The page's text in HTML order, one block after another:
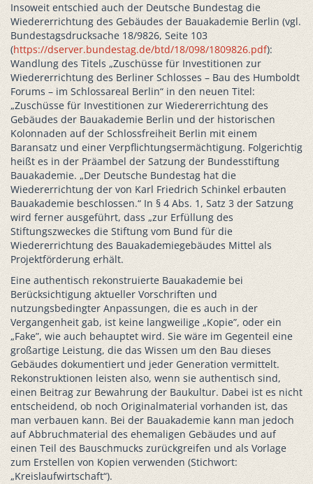
Insoweit entschied auch der Deutsche Bundestag die
Wiedererrichtung des Gebäudes der Bauakademie Berlin (vgl.
Bundestagsdrucksache 18/9826, Seite 103
(https://dserver.bundestag.de/btd/18/098/1809826.pdf):
Wandlung des Titels „Zuschüsse für Investitionen zur
Wiedererrichtung des Berliner Schlosses – Bau des Humboldt
Forums – im Schlossareal Berlin“ in den neuen Titel:
„Zuschüsse für Investitionen zur Wiedererrichtung des
Gebäudes der Bauakademie Berlin und der historischen
Kolonnaden auf der Schlossfreiheit Berlin mit einem
Baransatz und einer Verpflichtungsermächtigung. Folgerichtig
heißt es in der Präambel der Satzung der Bundesstiftung
Bauakademie. „Der Deutsche Bundestag hat die
Wiedererrichtung der von Karl Friedrich Schinkel erbauten
Bauakademie beschlossen.“ In § 4 Abs. 1, Satz 3 der Satzung
wird ferner ausgeführt, dass „zur Erfüllung des
Stiftungszweckes die Stiftung vom Bund für die
Wiedererrichtung des Bauakademiegebäudes Mittel als
Projektförderung erhält.
Eine authentisch rekonstruierte Bauakademie bei
Berücksichtigung aktueller Vorschriften und
nutzungsbedingter Anpassungen, die es auch in der
Vergangenheit gab, ist keine langweilige „Kopie”, oder ein
„Fake”, wie auch behauptet wird. Sie wäre im Gegenteil eine
großartige Leistung, die das Wissen um den Bau dieses
Gebäudes dokumentiert und jeder Generation vermittelt.
Rekonstruktionen leisten also, wenn sie authentisch sind,
einen Beitrag zur Bewahrung der Baukultur. Dabei ist es nicht
entscheidend, ob noch Originalmaterial vorhanden ist, das
man verbauen kann. Bei der Bauakademie kann man jedoch
auf Abbruchmaterial des ehemaligen Gebäudes und auf
einen Teil des Bauschmucks zurückgreifen und als Vorlage
zum Erstellen von Kopien verwenden (Stichwort:
„Kreislaufwirtschaft“).